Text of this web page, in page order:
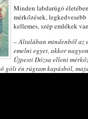
Minden labdarúgó
mérkőzések,
kellemes, szép emlékek
–Általában mindenből az
emelni egyet, akkor
Újpesti Dózsa elleni
gólt én rúgtam kapásból,